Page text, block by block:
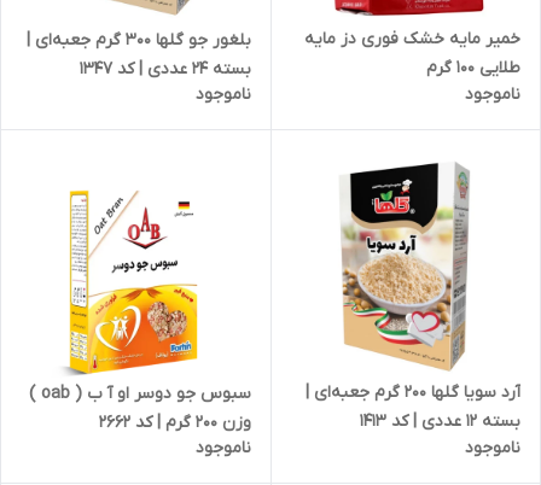
خمیر مایه خشک فوری دز مایه
طلایی 100 گرم
ناموجود
بلغور جو گلها 300 گرم جعبه‌ای |
بسته 24 عددی | کد 1347
ناموجود
آرد سویا گلها 200 گرم جعبه‌ای |
بسته 12 عددی | کد 1413
ناموجود
سبوس جو دوسر او آ ب ( oab )
وزن 200 گرم | کد 2662
ناموجود